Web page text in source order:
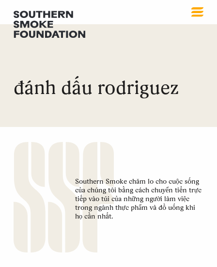
đánh dấu rodriguez
Southern Smoke chăm lo cho cuộc sống
của chúng tôi bằng cách chuyển tiền trực
tiếp vào túi của những người làm việc
trong ngành thực phẩm và đồ uống khi
họ cần nhất.